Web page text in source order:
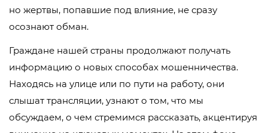
но жертвы, попавшие под влияние, не сразу
осознают обман.
Граждане нашей страны продолжают получать
информацию о новых способах мошенничества.
Находясь на улице или по пути на работу, они
слышат трансляции, узнают о том, что мы
обсуждаем, о чем стремимся рассказать, акцентируя